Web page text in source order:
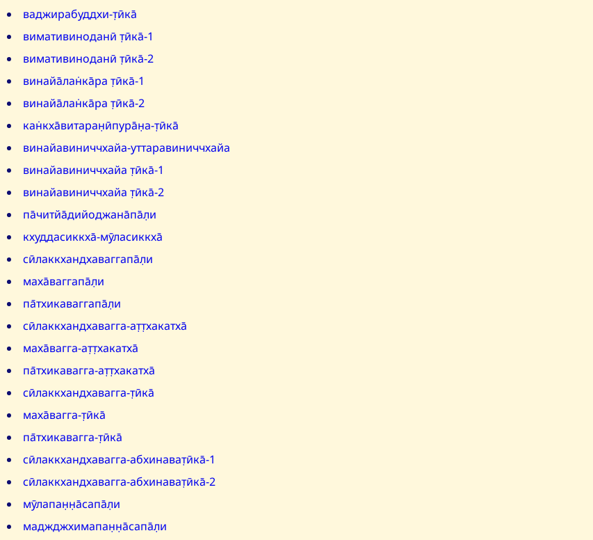
ваджирабуддхи-т̣ӣка̄
вимативиноданӣ т̣ӣка̄-1
вимативиноданӣ т̣ӣка̄-2
винайа̄лан̇ка̄ра т̣ӣка̄-1
винайа̄лан̇ка̄ра т̣ӣка̄-2
кан̇кха̄витаран̣ӣпура̄н̣а-т̣ӣка̄
винайавиниччхайа-уттаравиниччхайа
винайавиниччхайа т̣ӣка̄-1
винайавиниччхайа т̣ӣка̄-2
па̄читйа̄дийоджана̄па̄л̣и
кхуддасиккха̄-мӯласиккха̄
сӣлаккхандхаваггапа̄л̣и
маха̄ваггапа̄л̣и
па̄тхикаваггапа̄л̣и
сӣлаккхандхавагга-ат̣т̣хакатха̄
маха̄вагга-ат̣т̣хакатха̄
па̄тхикавагга-ат̣т̣хакатха̄
сӣлаккхандхавагга-т̣ӣка̄
маха̄вагга-т̣ӣка̄
па̄тхикавагга-т̣ӣка̄
сӣлаккхандхавагга-абхинават̣ӣка̄-1
сӣлаккхандхавагга-абхинават̣ӣка̄-2
мӯлапан̣н̣а̄сапа̄л̣и
маджджхимапан̣н̣а̄сапа̄л̣и